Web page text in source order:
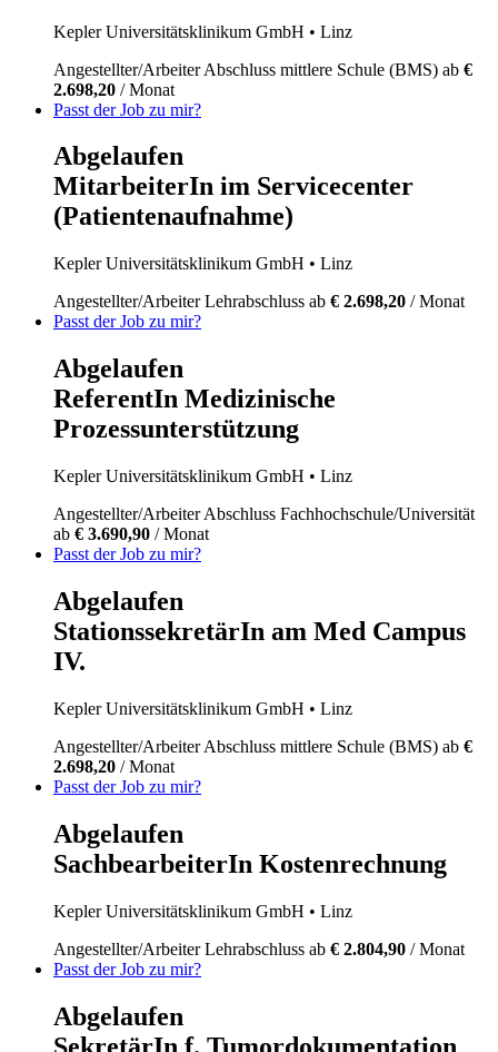
Kepler Universitätsklinikum GmbH • Linz
Angestellter/ArbeiterAbschluss mittlere Schule (BMS) ab €
2.698,20 / Monat
Passt der Job zu mir?
Abgelaufen
MitarbeiterIn im Servicecenter
(Patientenaufnahme)
Kepler Universitätsklinikum GmbH • Linz
Angestellter/ArbeiterLehrabschluss ab € 2.698,20 / Monat
Passt der Job zu mir?
Abgelaufen
ReferentIn Medizinische
Prozessunterstützung
Kepler Universitätsklinikum GmbH • Linz
Angestellter/ArbeiterAbschluss Fachhochschule/Universität
ab € 3.690,90 / Monat
Passt der Job zu mir?
Abgelaufen
StationssekretärIn am Med Campus
IV.
Kepler Universitätsklinikum GmbH • Linz
Angestellter/ArbeiterAbschluss mittlere Schule (BMS) ab €
2.698,20 / Monat
Passt der Job zu mir?
Abgelaufen
SachbearbeiterIn Kostenrechnung
Kepler Universitätsklinikum GmbH • Linz
Angestellter/ArbeiterLehrabschluss ab € 2.804,90 / Monat
Passt der Job zu mir?
Abgelaufen
SekretärIn f. Tumordokumentation